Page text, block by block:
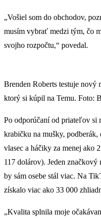
„Vošiel som do obchodov,
musím vybrať medzi tým, čo
svojho rozpočtu,“ povedal.
Brenden Roberts testuje nový
ktorý si kúpil na Temu. Foto:
Po odporúčaní od priateľov si
krabičku na mušky,
vlasec a háčiky za menej ako
117 dolárov). Jeden
by sám osebe stál viac. Na
získalo viac ako 33 000
„Kvalita splnila moje